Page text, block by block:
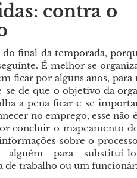
contra o
final da temporada,
É melhor se
ficar por alguns anos, para
se de que o objetivo da
a pena ficar e se
no emprego, esse
concluir o mapeamento
sobre o
alguém para substituí-
de trabalho ou um